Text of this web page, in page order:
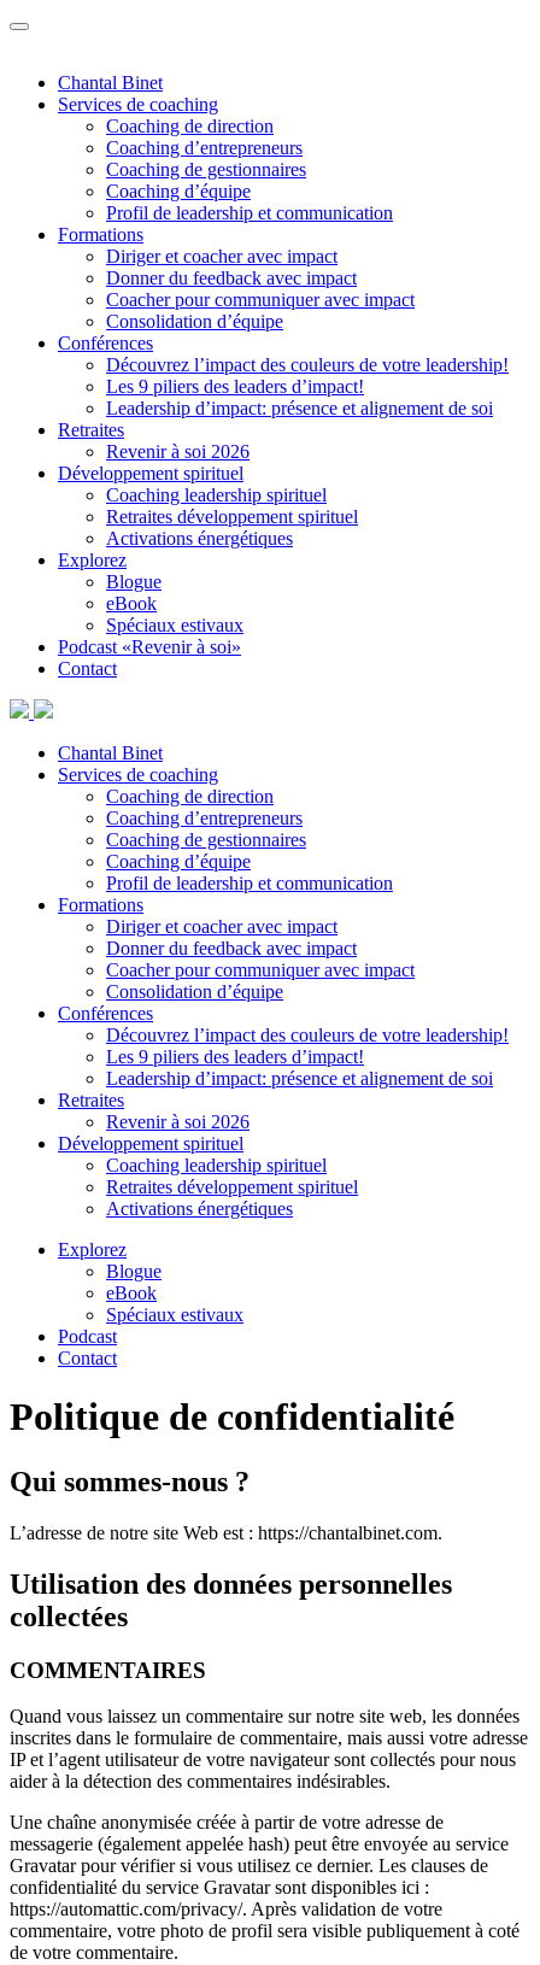
Chantal Binet
Services de coaching
Coaching de direction
Coaching d’entrepreneurs
Coaching de gestionnaires
Coaching d’équipe
Profil de leadership et communication
Formations
Diriger et coacher avec impact
Donner du feedback avec impact
Coacher pour communiquer avec impact
Consolidation d’équipe
Conférences
Découvrez l’impact des couleurs de votre leadership!
Les 9 piliers des leaders d’impact!
Leadership d’impact: présence et alignement de soi
Retraites
Revenir à soi 2026
Développement spirituel
Coaching leadership spirituel
Retraites développement spirituel
Activations énergétiques
Explorez
Blogue
eBook
Spéciaux estivaux
Podcast «Revenir à soi»
Contact
Chantal Binet
Services de coaching
Coaching de direction
Coaching d’entrepreneurs
Coaching de gestionnaires
Coaching d’équipe
Profil de leadership et communication
Formations
Diriger et coacher avec impact
Donner du feedback avec impact
Coacher pour communiquer avec impact
Consolidation d’équipe
Conférences
Découvrez l’impact des couleurs de votre leadership!
Les 9 piliers des leaders d’impact!
Leadership d’impact: présence et alignement de soi
Retraites
Revenir à soi 2026
Développement spirituel
Coaching leadership spirituel
Retraites développement spirituel
Activations énergétiques
Explorez
Blogue
eBook
Spéciaux estivaux
Podcast
Contact
Politique de confidentialité
Qui sommes-nous ?
L’adresse de notre site Web est : https://chantalbinet.com.
Utilisation des données personnelles
collectées
COMMENTAIRES
Quand vous laissez un commentaire sur notre site web, les données
inscrites dans le formulaire de commentaire, mais aussi votre adresse
IP et l’agent utilisateur de votre navigateur sont collectés pour nous
aider à la détection des commentaires indésirables.
Une chaîne anonymisée créée à partir de votre adresse de
messagerie (également appelée hash) peut être envoyée au service
Gravatar pour vérifier si vous utilisez ce dernier. Les clauses de
confidentialité du service Gravatar sont disponibles ici :
https://automattic.com/privacy/. Après validation de votre
commentaire, votre photo de profil sera visible publiquement à coté
de votre commentaire.